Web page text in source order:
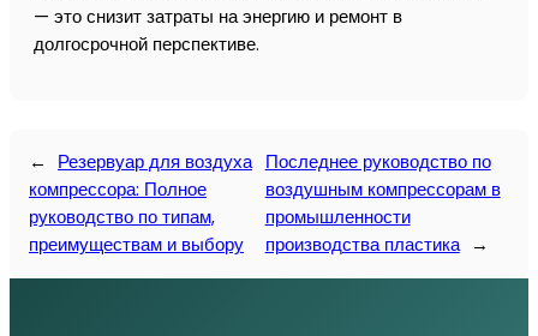
— это снизит затраты на энергию и ремонт в
долгосрочной перспективе.
←
Резервуар для воздуха
компрессора: Полное
руководство по типам,
преимуществам и выбору
Последнее руководство по
воздушным компрессорам в
промышленности
производства пластика
→